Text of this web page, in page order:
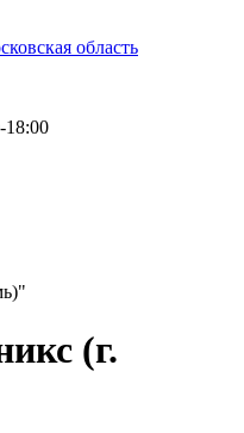
область
(г.